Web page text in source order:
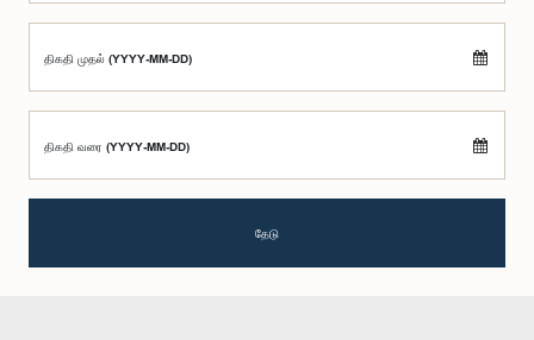
திகதி முதல் (YYYY-MM-DD)
திகதி வரை (YYYY-MM-DD)
தேடு